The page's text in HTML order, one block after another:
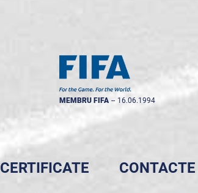
MEMBRU FIFA -- 16.06.1994
CERTIFICATE CONTACTE